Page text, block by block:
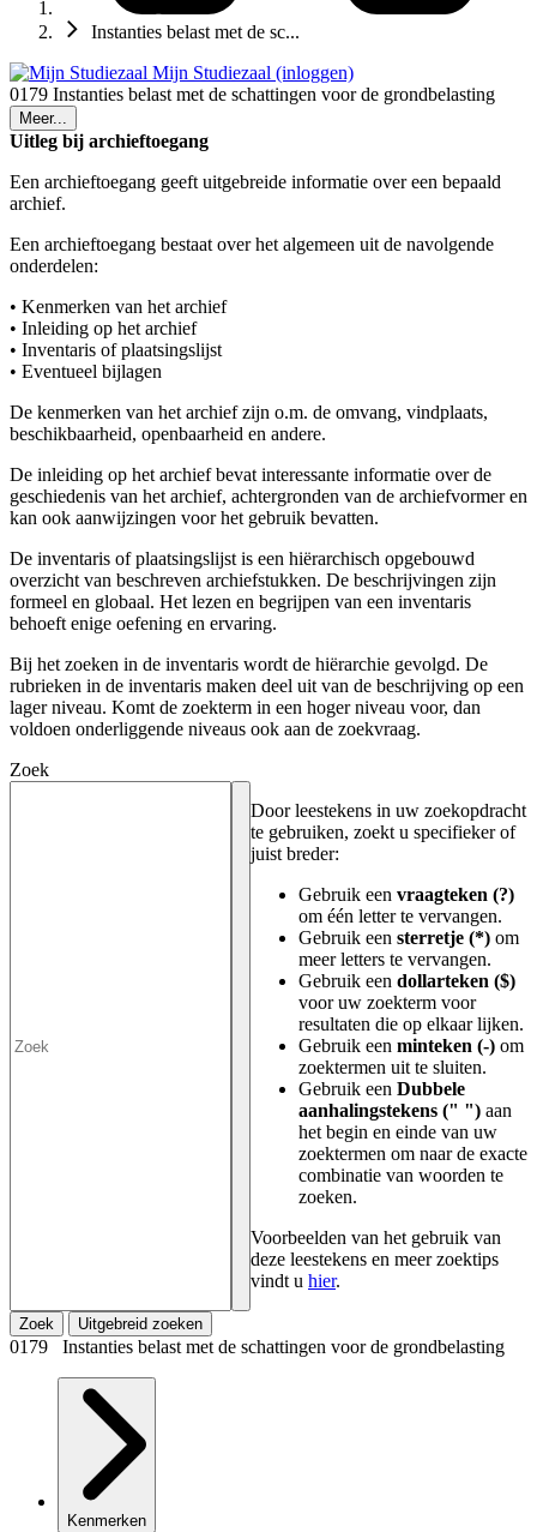
Instanties belast met de sc...
Mijn Studiezaal (inloggen)
0179 Instanties belast met de schattingen voor de grondbelasting
Meer...
Uitleg bij archieftoegang
Een archieftoegang geeft uitgebreide informatie over een bepaald
archief.
Een archieftoegang bestaat over het algemeen uit de navolgende
onderdelen:
• Kenmerken van het archief
• Inleiding op het archief
• Inventaris of plaatsingslijst
• Eventueel bijlagen
De kenmerken van het archief zijn o.m. de omvang, vindplaats,
beschikbaarheid, openbaarheid en andere.
De inleiding op het archief bevat interessante informatie over de
geschiedenis van het archief, achtergronden van de archiefvormer en
kan ook aanwijzingen voor het gebruik bevatten.
De inventaris of plaatsingslijst is een hiërarchisch opgebouwd
overzicht van beschreven archiefstukken. De beschrijvingen zijn
formeel en globaal. Het lezen en begrijpen van een inventaris
behoeft enige oefening en ervaring.
Bij het zoeken in de inventaris wordt de hiërarchie gevolgd. De
rubrieken in de inventaris maken deel uit van de beschrijving op een
lager niveau. Komt de zoekterm in een hoger niveau voor, dan
voldoen onderliggende niveaus ook aan de zoekvraag.
Zoek
Door leestekens in uw zoekopdracht
te gebruiken, zoekt u specifieker of
juist breder:
Gebruik een vraagteken (?)
om één letter te vervangen.
Gebruik een sterretje (*) om
meer letters te vervangen.
Gebruik een dollarteken ($)
voor uw zoekterm voor
resultaten die op elkaar lijken.
Gebruik een minteken (-) om
zoektermen uit te sluiten.
Gebruik een Dubbele
aanhalingstekens (" ") aan
het begin en einde van uw
zoektermen om naar de exacte
combinatie van woorden te
zoeken.
Voorbeelden van het gebruik van
deze leestekens en meer zoektips
vindt u hier.
Zoek Uitgebreid zoeken
0179 Instanties belast met de schattingen voor de grondbelasting
Kenmerken